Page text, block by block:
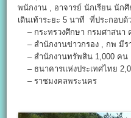
พนักงาน , อาจารย์ นักเรียน นัก
เดินเท้าระยะ 5 นาที ที่ประกอบ
– กระทรวงศึกษา กรมศาสนา
– สำนักงานข่าวกรอง , กพ มีร
– สำนักงานทรัพสิน 1,000 คน
– ธนาคารแห่งประเทศไทย
– ราชมงคลพระนคร